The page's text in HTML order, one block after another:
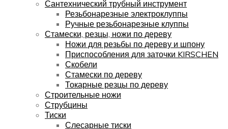
Сантехнический трубный инструмент
Резьбонарезные электроклуппы
Ручные резьбонарезные клуппы
Стамески, резцы, ножи по дереву
Ножи для резьбы по дереву и шпону
Приспособления для заточки KIRSCHEN
Скобели
Стамески по дереву
Токарные резцы по дереву
Строительные ножи
Струбцины
Тиски
Слесарные тиски